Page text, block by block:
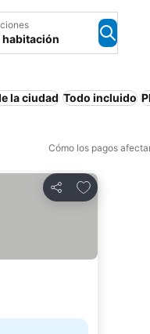
habitación
la ciudad Todo incluido
Cómo los pagos
Compartir
Agregar a